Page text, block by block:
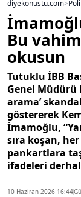
diyekonustu.com>
Bu
okusun
Tutuklu İBB
Genel Müdürü
arama’
göstererek
İmamoğlu,
sıra koşan,
pankartlara
ifadeleri
10 Haziran 2026 16:44